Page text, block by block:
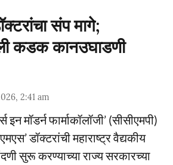
संप मागे;
कडक कानउघाडणी
2:41 am
इन मॉडर्न फार्माकॉलॉजी’ (सीसीएमपी)
डॉक्टरांची महाराष्ट्र वैद्यकीय
सुरू करण्याच्या राज्य सरकारच्या